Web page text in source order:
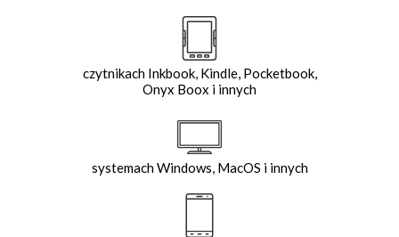
czytnikach Inkbook, Kindle, Pocketbook,
Onyx Boox i innych
systemach Windows, MacOS i innych